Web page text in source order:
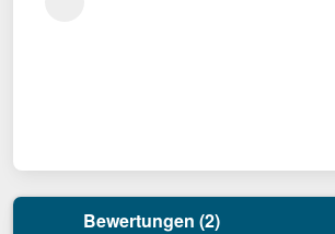
Bewertungen (2)